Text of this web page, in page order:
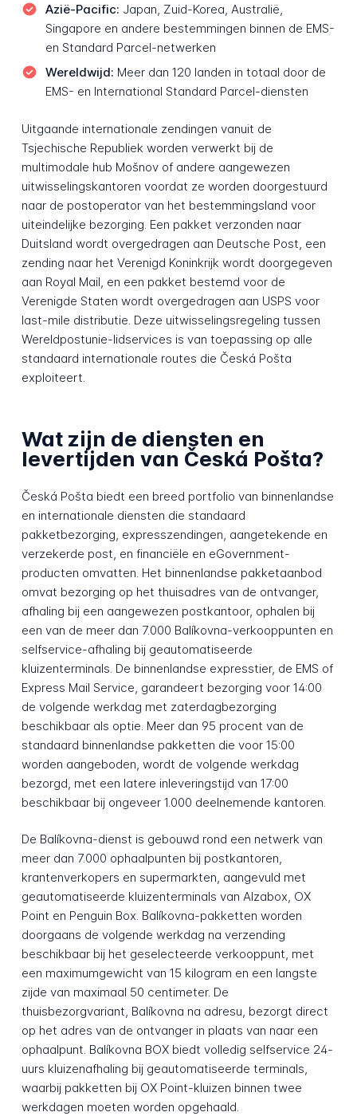
Azië-Pacific: Japan, Zuid-Korea, Australië,
Singapore en andere bestemmingen binnen de EMS-
en Standard Parcel-netwerken
Wereldwijd: Meer dan 120 landen in totaal door de
EMS- en International Standard Parcel-diensten
Uitgaande internationale zendingen vanuit de
Tsjechische Republiek worden verwerkt bij de
multimodale hub Mošnov of andere aangewezen
uitwisselingskantoren voordat ze worden doorgestuurd
naar de postoperator van het bestemmingsland voor
uiteindelijke bezorging. Een pakket verzonden naar
Duitsland wordt overgedragen aan Deutsche Post, een
zending naar het Verenigd Koninkrijk wordt doorgegeven
aan Royal Mail, en een pakket bestemd voor de
Verenigde Staten wordt overgedragen aan USPS voor
last-mile distributie. Deze uitwisselingsregeling tussen
Wereldpostunie-lidservices is van toepassing op alle
standaard internationale routes die Česká Pošta
exploiteert.
Wat zijn de diensten en
levertijden van Česká Pošta?
Česká Pošta biedt een breed portfolio van binnenlandse
en internationale diensten die standaard
pakketbezorging, expresszendingen, aangetekende en
verzekerde post, en financiële en eGovernment-
producten omvatten. Het binnenlandse pakketaanbod
omvat bezorging op het thuisadres van de ontvanger,
afhaling bij een aangewezen postkantoor, ophalen bij
een van de meer dan 7.000 Balíkovna-verkooppunten en
selfservice-afhaling bij geautomatiseerde
kluizenterminals. De binnenlandse expresstier, de EMS of
Express Mail Service, garandeert bezorging voor 14:00
de volgende werkdag met zaterdagbezorging
beschikbaar als optie. Meer dan 95 procent van de
standaard binnenlandse pakketten die voor 15:00
worden aangeboden, wordt de volgende werkdag
bezorgd, met een latere inleveringstijd van 17:00
beschikbaar bij ongeveer 1.000 deelnemende kantoren.
De Balíkovna-dienst is gebouwd rond een netwerk van
meer dan 7.000 ophaalpunten bij postkantoren,
krantenverkopers en supermarkten, aangevuld met
geautomatiseerde kluizenterminals van Alzabox, OX
Point en Penguin Box. Balíkovna-pakketten worden
doorgaans de volgende werkdag na verzending
beschikbaar bij het geselecteerde verkooppunt, met
een maximumgewicht van 15 kilogram en een langste
zijde van maximaal 50 centimeter. De
thuisbezorgvariant, Balíkovna na adresu, bezorgt direct
op het adres van de ontvanger in plaats van naar een
ophaalpunt. Balíkovna BOX biedt volledig selfservice 24-
uurs kluizenafhaling bij geautomatiseerde terminals,
waarbij pakketten bij OX Point-kluizen binnen twee
werkdagen moeten worden opgehaald.